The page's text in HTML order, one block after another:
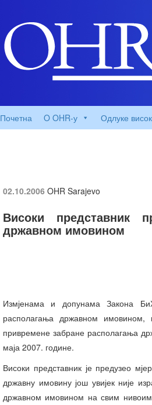
Почетна O OHR-у Одлуке
02.10.2006 OHR Sarajevo
Високи представник
државном имовином
Измјенама и допунама Закона
располагања државном имовином,
привремене забране располагања
маја 2007. године.
Високи представник је предузео
државну имовину још увијек није
државном имовином на свим